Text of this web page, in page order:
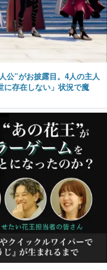
公”がお披露目。4人の主人
に存在しない」状況で魔